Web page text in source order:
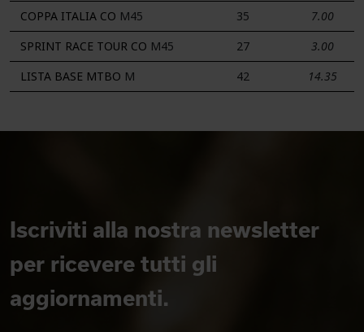
COPPA ITALIA CO M45 35
7.00
SPRINT RACE TOUR CO M45 27
3.00
LISTA BASE MTBO M 42 14.35
Iscriviti alla nostra newsletter
per ricevere tutti gli
aggiornamenti.